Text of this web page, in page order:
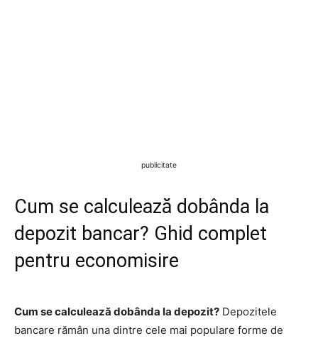
publicitate
Cum se calculează dobânda la
depozit bancar? Ghid complet
pentru economisire
Cum se calculează dobânda la depozit? Depozitele
bancare rămân una dintre cele mai populare forme de